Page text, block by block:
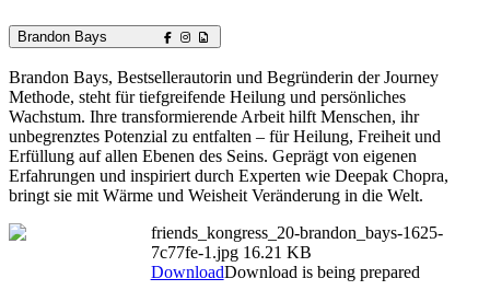
Brandon Bays
Brandon Bays, Bestsellerautorin und Begründerin der Journey
Methode, steht für tiefgreifende Heilung und persönliches
Wachstum. Ihre transformierende Arbeit hilft Menschen, ihr
unbegrenztes Potenzial zu entfalten – für Heilung, Freiheit und
Erfüllung auf allen Ebenen des Seins. Geprägt von eigenen
Erfahrungen und inspiriert durch Experten wie Deepak Chopra,
bringt sie mit Wärme und Weisheit Veränderung in die Welt.
friends_kongress_20-brandon_bays-1625-
7c77fe-1.jpg 16.21 KB
DownloadDownload is being prepared